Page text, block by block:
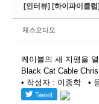
[인터뷰] [하이파이클
체스오디오
케이블의 새 지평을
Black Cat Cable
• 작성자 : 이종학 •